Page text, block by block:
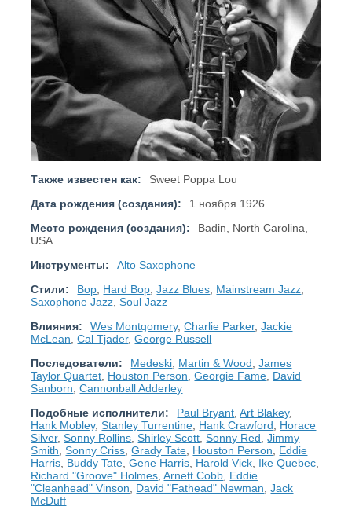
Также известен как:
Sweet Poppa Lou
Дата рождения (создания):
1 ноября 1926
Место рождения (создания):
Badin, North Carolina,
USA
Инструменты:
Alto Saxophone
Стили:
Bop Hard Bop ,Jazz Blues Mainstream Jazz
Saxophone Jazz ,Soul Jazz
Влияния:
Wes Montgomery,Charlie Parker,Jackie
McLean ,Cal Tjader,George Russell
Последователи:
Medeski Martin & Wood ,James
Taylor Quartet Houston Person ,Georgie Fame David
Sanborn ,Cannonball Adderley
Подобные исполнители:
Paul Bryant ,Art Blakey,
Hank Mobley,Stanley Turrentine Hank Crawford
Horace
Silver,Sonny Rollins ,Shirley Scott ,Sonny Red ,Jimmy
Smith ,Sonny Criss ,Grady Tate Houston Person
Eddie
Harris Buddy Tate ,Gene Harris Harold Vick Ike Quebec
Richard "Groove" Holmes ,Arnett Cobb Eddie
"Cleanhead" Vinson
David "Fathead" Newman ,Jack
McDuff